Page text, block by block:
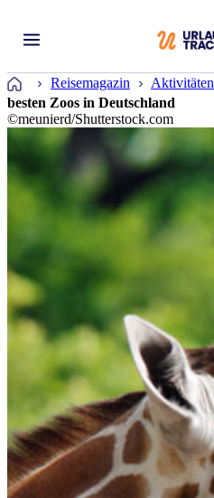
Startseite
Reisemagazin Aktivitäten
besten Zoos in Deutschland
©meunierd/Shutterstock.com